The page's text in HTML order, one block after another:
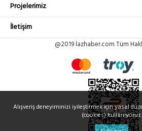
Projelerimiz
İletişim
@2019 lazhaber.com Tüm
Alışveriş deneyiminizi iyileştirmek için yasal
(cookies) kullanıyoruz.